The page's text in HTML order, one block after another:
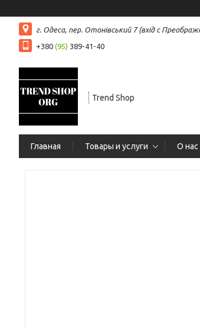
г. Одеса, пер. Отонівський 7 (вхід с
+380 (95) 389-41-40
Trend Shop
Главная Товары и услуги О нас